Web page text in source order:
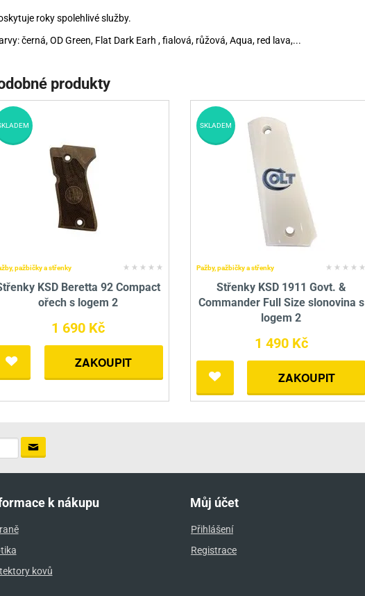
roky spolehlivé služby.
černá, OD Green, Flat Dark Earh , fialová, růžová, Aqua, red lava,...
produkty
pažbičky a střenky
KSD Beretta 92 Compact
ořech s logem 2
1 690 Kč
ZAKOUPIT
Pažby, pažbičky a střenky
Střenky KSD 1911 Govt. &
Commander Full Size slonovina s
logem 2
1 490 Kč
ZAKOUPIT
SKLADEM
k nákupu
kovů
Můj účet
Přihlášení
Registrace